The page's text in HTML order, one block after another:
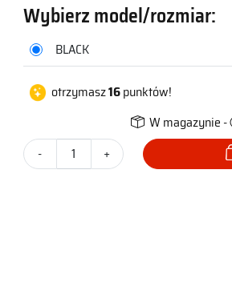
Wybierz model/rozmiar:
BLACK
otrzymasz16punktów!
W magazynie -
-
+